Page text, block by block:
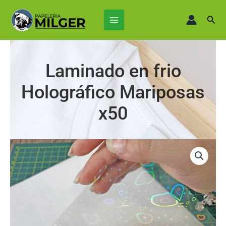
contenido
Main
Menu
Laminado en frio
Holográfico Mariposas
x50